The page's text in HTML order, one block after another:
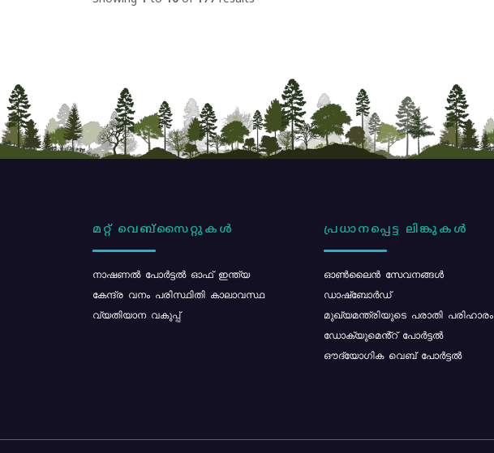
മറ്റ് വെബ്സൈറ്റുകൾ
നാഷണൽ പോർട്ടൽ ഓഫ് ഇന്ത്യ
കേന്ദ്ര വനം പരിസ്ഥിതി കാലാവസ്ഥ
വ്യതിയാന വകുപ്പ്
പ്രധാനപ്പെട്ട ലിങ്കുകൾ
ഓൺലൈൻ സേവനങ്ങൾ
ഡാഷ്ബോർഡ്
മുഖ്യമന്ത്രിയുടെ പരാതി പരിഹാരം
ഡോക്യുമെൻ്റ് പോർട്ടൽ
ഔദ്യോഗിക വെബ് പോർട്ടൽ